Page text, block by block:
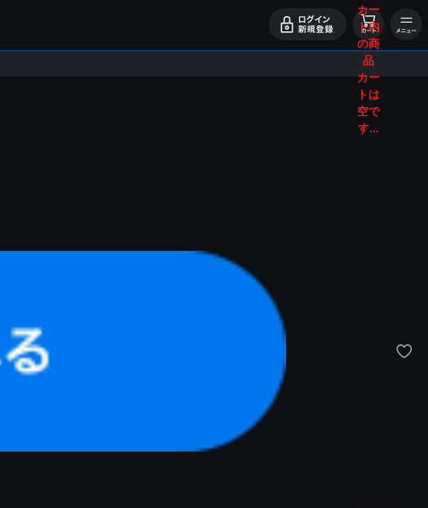
カー
ト内
の商
品
カー
トは
空で
す...